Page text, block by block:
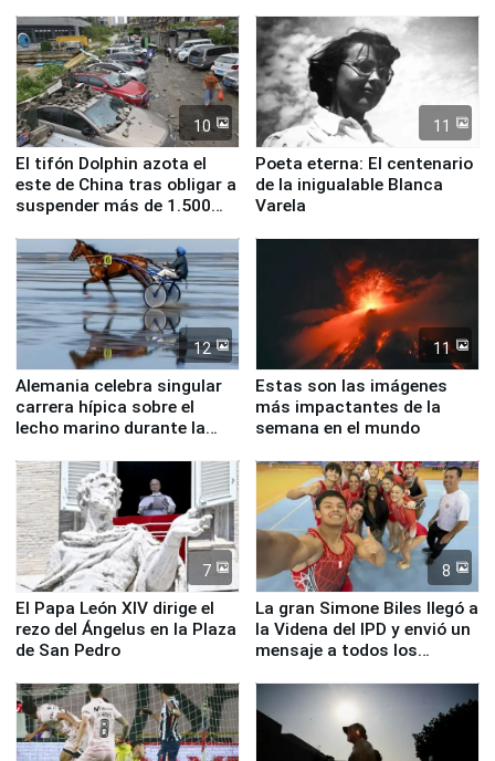
10
El tifón Dolphin azota el
este de China tras obligar a
suspender más de 1.500
11
Poeta eterna: El centenario
de la inigualable Blanca
Varela
12
Alemania celebra singular
carrera hípica sobre el
lecho marino durante la
11
Estas son las imágenes
más impactantes de la
semana en el mundo
7
El Papa León XIV dirige el
rezo del Ángelus en la Plaza
de San Pedro
8
La gran Simone Biles llegó a
la Videna del IPD y envió un
mensaje a todos los